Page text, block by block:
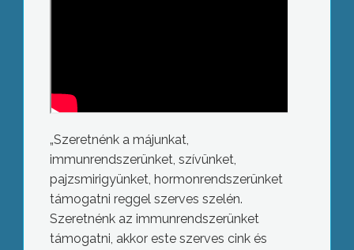
„Szeretnénk a májunkat,
immunrendszerünket, szívünket,
pajzsmirigyünket, hormonrendszerünket
támogatni reggel szerves szelén.
Szeretnénk az immunrendszerünket
támogatni, akkor este szerves cink és